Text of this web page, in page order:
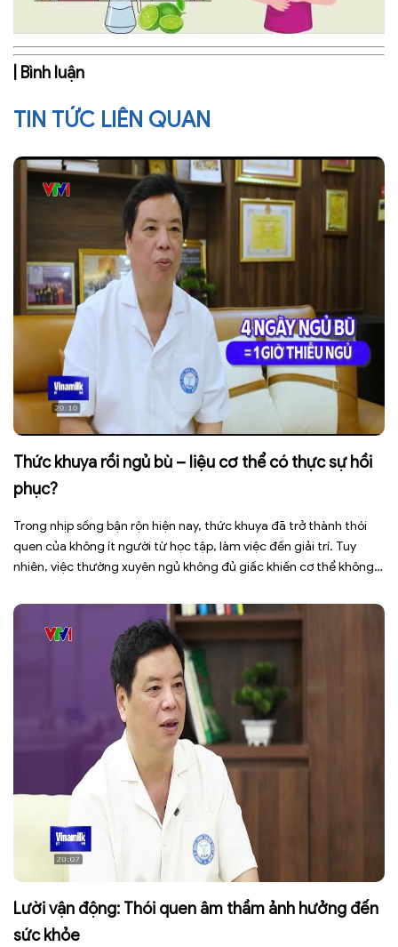
| Bình luận
TIN TỨC LIÊN QUAN
Thức khuya rồi ngủ bù – liệu cơ thể có thực sự hồi
phục?
Trong nhịp sống bận rộn hiện nay, thức khuya đã trở thành thói
quen của không ít người từ học tập, làm việc đến giải trí. Tuy
nhiên, việc thường xuyên ngủ không đủ giấc khiến cơ thể không
trung, […]
Lười vận động: Thói quen âm thầm ảnh hưởng đến
sức khỏe